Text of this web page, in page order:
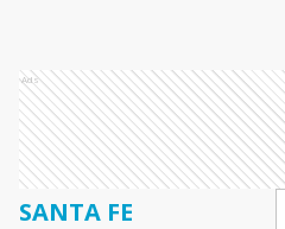
Ads
SANTA FE